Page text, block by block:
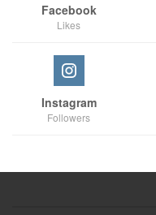
Facebook
Likes
Instagram
Followers